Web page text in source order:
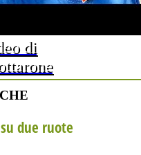
di
due ruote